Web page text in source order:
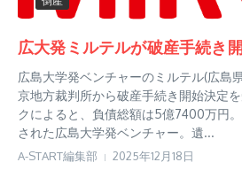
広大発ミルテルが破産手続き
広島大学発ベンチャーのミルテル(広島
京地方裁判所から破産手続き開始決定
クによると、負債総額は5億7400万円
された広島大学発ベンチャー。遺...
A-START編集部 2025年12月18日